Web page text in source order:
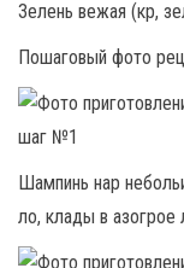
Зелень вежая (кр,
Пошаговый фото
Шампинь нар
ло, клады в